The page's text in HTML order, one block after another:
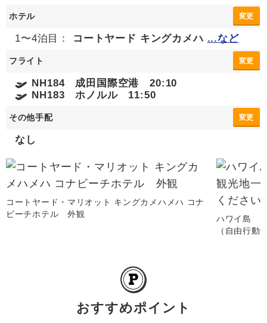
ホテル 変更
1〜4泊目： コートヤード キングカメハ ...など
フライト 変更
NH184 成田国際空港 20:10
NH183 ホノルル 11:50
その他手配 変更
なし
コートヤード・マリオット キングカメハメハ コナ
ビーチホテル 外観
ハワイ島
（自由行動
おすすめポイント